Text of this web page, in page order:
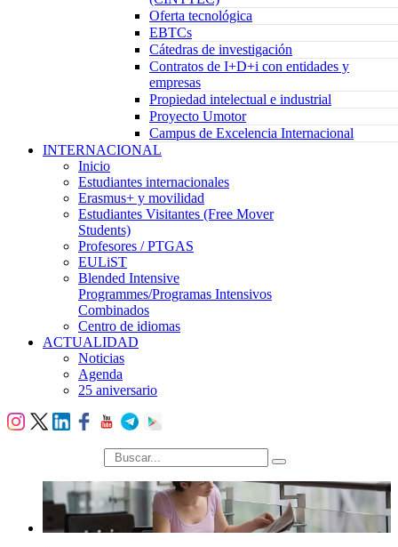
Oferta tecnológica
EBTCs
Cátedras de investigación
Contratos de I+D+i con entidades y
empresas
Propiedad intelectual e industrial
Proyecto Umotor
Campus de Excelencia Internacional
INTERNACIONAL
Inicio
Estudiantes internacionales
Erasmus+ y movilidad
Estudiantes Visitantes (Free Mover
Students)
Profesores / PTGAS
EULiST
Blended Intensive
Programmes/Programas Intensivos
Combinados
Centro de idiomas
ACTUALIDAD
Noticias
Agenda
25 aniversario
búsqueda